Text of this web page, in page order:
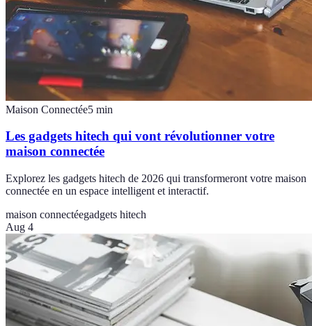
Maison Connectée5 min
Les gadgets hitech qui vont révolutionner votre
maison connectée
Explorez les gadgets hitech de 2026 qui transformeront votre maison
connectée en un espace intelligent et interactif.
maison connectéegadgets hitech
Aug 4